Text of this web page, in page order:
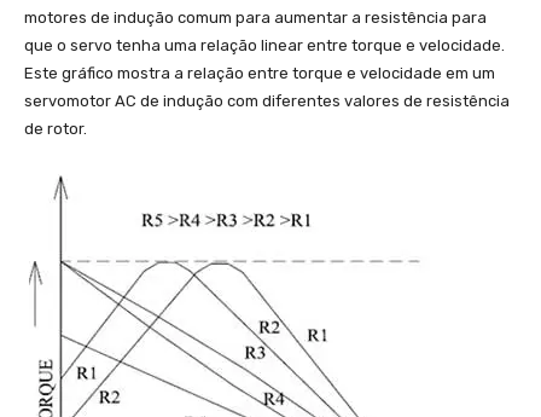
motores de indução comum para aumentar a resistência para
que o servo tenha uma relação linear entre torque e velocidade.
Este gráfico mostra a relação entre torque e velocidade em um
servomotor AC de indução com diferentes valores de resistência
de rotor.